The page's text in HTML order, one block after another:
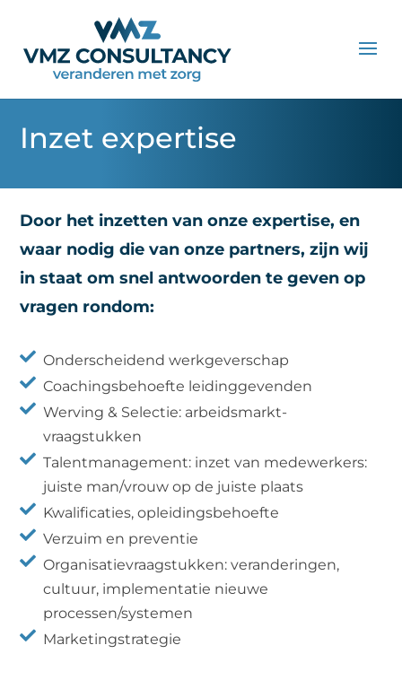
Inzet expertise
Door het inzetten van onze expertise, en
waar nodig die van onze partners, zijn wij
in staat om snel antwoorden te geven op
vragen rondom:
 Onderscheidend werkgeverschap
 Coachingsbehoefte leidinggevenden
 Werving & Selectie: arbeidsmarkt-
vraagstukken
 Talentmanagement: inzet van medewerkers:
juiste man/vrouw op de juiste plaats
 Kwalificaties, opleidingsbehoefte
 Verzuim en preventie
 Organisatievraagstukken: veranderingen,
cultuur, implementatie nieuwe
processen/systemen
 Marketingstrategie